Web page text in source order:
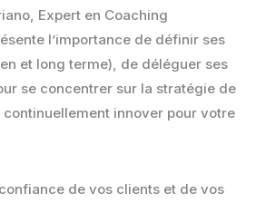
Expert en Coaching
l’importance de définir ses
et long terme), de déléguer ses
se concentrer sur la stratégie de
innover pour votre
de vos clients et de vos